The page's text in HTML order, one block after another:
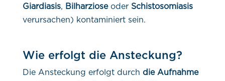
Giardiasis, Bilharziose oder Schistosomiasis
verursachen) kontaminiert sein.
Wie erfolgt die Ansteckung?
Die Ansteckung erfolgt durch die Aufnahme